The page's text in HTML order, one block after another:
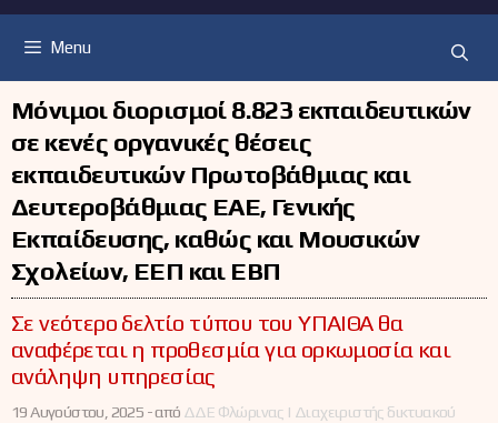
Menu
Μόνιμοι διορισμοί 8.823 εκπαιδευτικών
σε κενές οργανικές θέσεις
εκπαιδευτικών Πρωτοβάθμιας και
Δευτεροβάθμιας ΕΑΕ, Γενικής
Εκπαίδευσης, καθώς και Μουσικών
Σχολείων, ΕΕΠ και ΕΒΠ
Σε νεότερο δελτίο τύπου του ΥΠΑΙΘΑ θα
αναφέρεται η προθεσμία για ορκωμοσία και
ανάληψη υπηρεσίας
19 Αυγούστου, 2025 -από ΔΔΕ Φλώρινας | Διαχειριστής δικτυακού